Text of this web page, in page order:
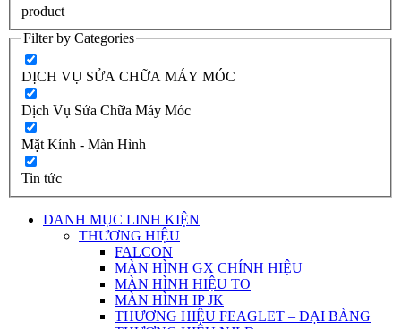
product
Filter by Categories
DỊCH VỤ SỬA CHỮA MÁY MÓC
Dịch Vụ Sửa Chữa Máy Móc
Mặt Kính - Màn Hình
Tin tức
DANH MỤC LINH KIỆN
THƯƠNG HIỆU
FALCON
MÀN HÌNH GX CHÍNH HIỆU
MÀN HÌNH HIỆU TO
MÀN HÌNH IP JK
THƯƠNG HIỆU FEAGLET – ĐẠI BÀNG